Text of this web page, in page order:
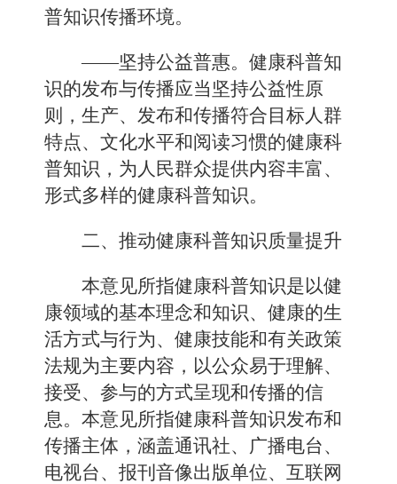
普知识传播环境。
——坚持公益普惠。健康科普知
识的发布与传播应当坚持公益性原
则，生产、发布和传播符合目标人群
特点、文化水平和阅读习惯的健康科
普知识，为人民群众提供内容丰富、
形式多样的健康科普知识。
二、推动健康科普知识质量提升
本意见所指健康科普知识是以健
康领域的基本理念和知识、健康的生
活方式与行为、健康技能和有关政策
法规为主要内容，以公众易于理解、
接受、参与的方式呈现和传播的信
息。本意见所指健康科普知识发布和
传播主体，涵盖通讯社、广播电台、
电视台、报刊音像出版单位、互联网